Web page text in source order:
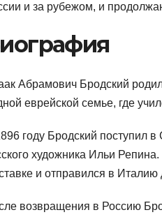
и за рубежом, и
Абрамович Бродский
еврейской семье, где
году Бродский поступил
художника Ильи
и отправился в Италию
возвращения в Россию